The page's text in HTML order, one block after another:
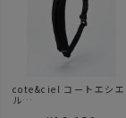
cote&ciel コートエシエ
ル